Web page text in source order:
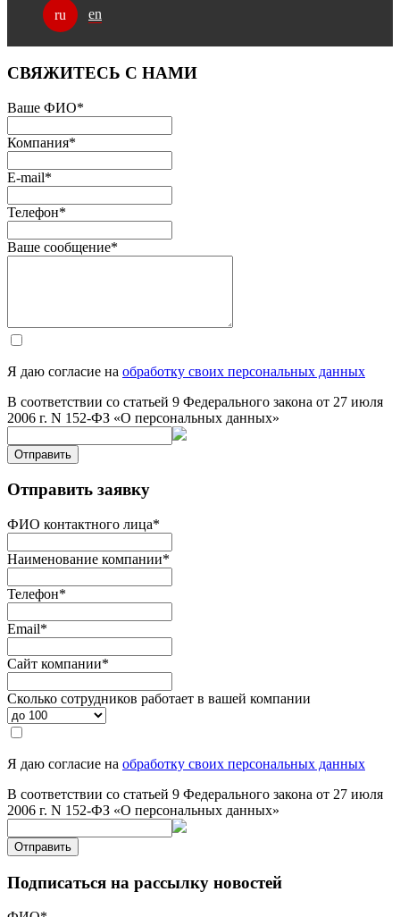
ru en
СВЯЖИТЕСЬ С НАМИ
Ваше ФИО*
Компания*
E-mail*
Телефон*
Ваше сообщение*
Я даю согласие на обработку своих персональных данных
В соответствии со статьей 9 Федерального закона от 27 июля
2006 г. N 152-ФЗ «О персональных данных»
Отправить
Отправить заявку
ФИО контактного лица*
Наименование компании*
Телефон*
Email*
Сайт компании*
Сколько сотрудников работает в вашей компании
Я даю согласие на обработку своих персональных данных
В соответствии со статьей 9 Федерального закона от 27 июля
2006 г. N 152-ФЗ «О персональных данных»
Отправить
Подписаться на рассылку новостей